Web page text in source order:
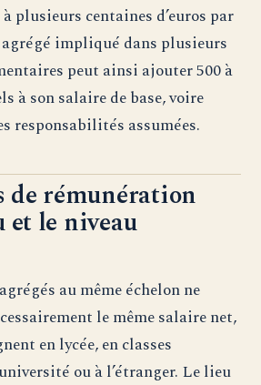
plusieurs centaines d’euros par
impliqué dans plusieurs
peut ainsi ajouter 500 à
à son salaire de base, voire
responsabilités assumées.
de rémunération
et le niveau
au même échelon ne
le même salaire net,
en lycée, en classes
ou à l’étranger. Le lieu